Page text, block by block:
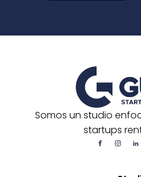
Somos un studio
startups